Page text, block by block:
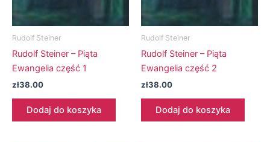
Rudolf Steiner
Rudolf Steiner – Piąta
Ewangelia część 1
zł38.00
Dodaj do koszyka
Rudolf Steiner
Rudolf Steiner – Piąta
Ewangelia część 2
zł38.00
Dodaj do koszyka